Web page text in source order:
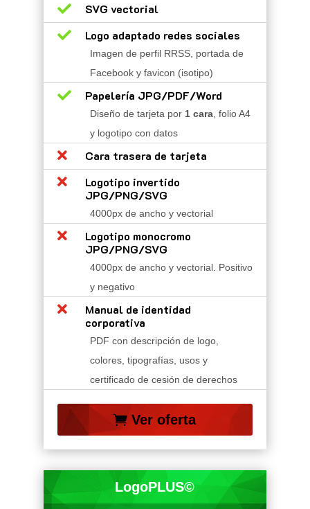

SVG vectorial

Logo adaptado redes sociales
Imagen de perfil RRSS, portada de
Facebook y favicon (isotipo)
 Papelería JPG/PDF/Word
Diseño de tarjeta por 1 cara, folio A4
y logotipo con datos

Cara trasera de tarjeta

Logotipo invertido
JPG/PNG/SVG
4000px de ancho y vectorial

Logotipo monocromo
JPG/PNG/SVG
4000px de ancho y vectorial. Positivo
y negativo

Manual de identidad
corporativa
PDF con descripción de logo,
colores, tipografías, usos y
certificado de cesión de derechos
Ver oferta
LogoPLUS©